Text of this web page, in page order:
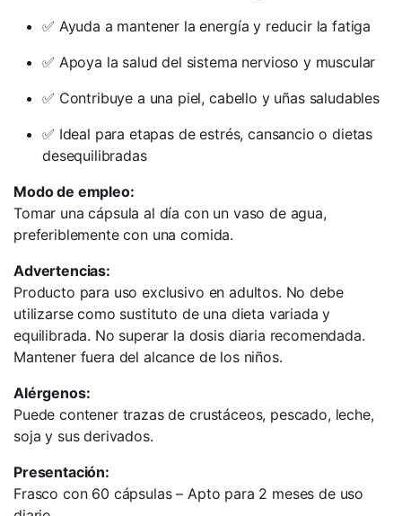
✅ Ayuda a mantener la energía y reducir la fatiga
✅ Apoya la salud del sistema nervioso y muscular
✅ Contribuye a una piel, cabello y uñas saludables
✅ Ideal para etapas de estrés, cansancio o dietas
desequilibradas
Modo de empleo:
Tomar una cápsula al día con un vaso de agua,
preferiblemente con una comida.
Advertencias:
Producto para uso exclusivo en adultos. No debe
utilizarse como sustituto de una dieta variada y
equilibrada. No superar la dosis diaria recomendada.
Mantener fuera del alcance de los niños.
Alérgenos:
Puede contener trazas de crustáceos, pescado, leche,
soja y sus derivados.
Presentación:
Frasco con 60 cápsulas – Apto para 2 meses de uso